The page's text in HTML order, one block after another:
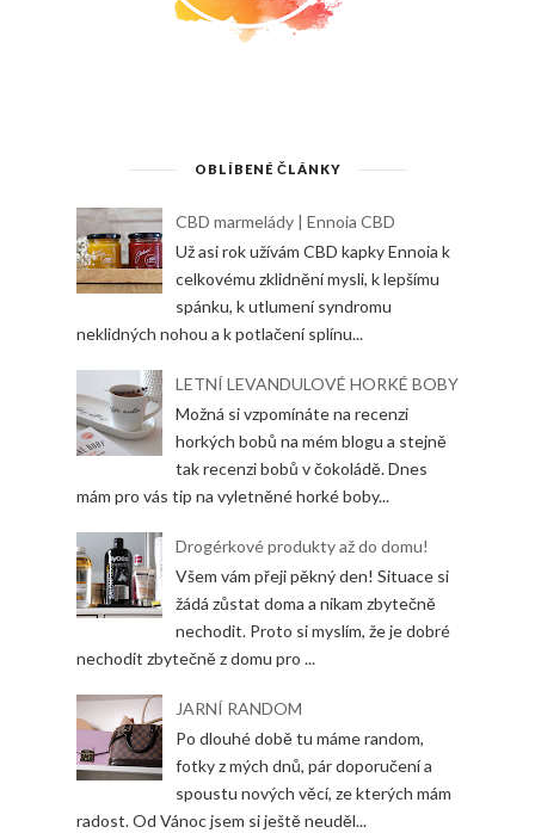
OBLÍBENÉ ČLÁNKY
CBD marmelády | Ennoia CBD
Už asi rok užívám CBD kapky Ennoia k
celkovému zklidnění mysli, k lepšímu
spánku, k utlumení syndromu
neklidných nohou a k potlačení splínu...
LETNÍ LEVANDULOVÉ HORKÉ BOBY
Možná si vzpomínáte na recenzi
horkých bobů na mém blogu a stejně
tak recenzi bobů v čokoládě. Dnes
mám pro vás tip na vyletněné horké boby...
Drogérkové produkty až do domu!
Všem vám přeji pěkný den! Situace si
žádá zůstat doma a nikam zbytečně
nechodit. Proto si myslím, že je dobré
nechodit zbytečně z domu pro ...
JARNÍ RANDOM
Po dlouhé době tu máme random,
fotky z mých dnů, pár doporučení a
spoustu nových věcí, ze kterých mám
radost. Od Vánoc jsem si ještě neuděl...